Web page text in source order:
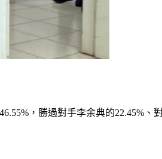
，勝過對手李余典的22.45%、